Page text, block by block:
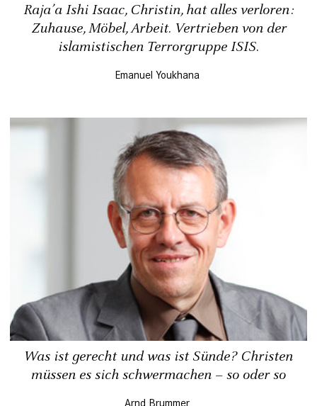
Raja’a Ishi Isaac, Christin, hat alles verloren:
Zuhause, Möbel, Arbeit. Vertrieben von der
islamistischen Terrorgruppe ISIS.
Emanuel Youkhana
Was ist gerecht und was ist Sünde? Christen
müssen es sich schwermachen – so oder so
Arnd Brummer